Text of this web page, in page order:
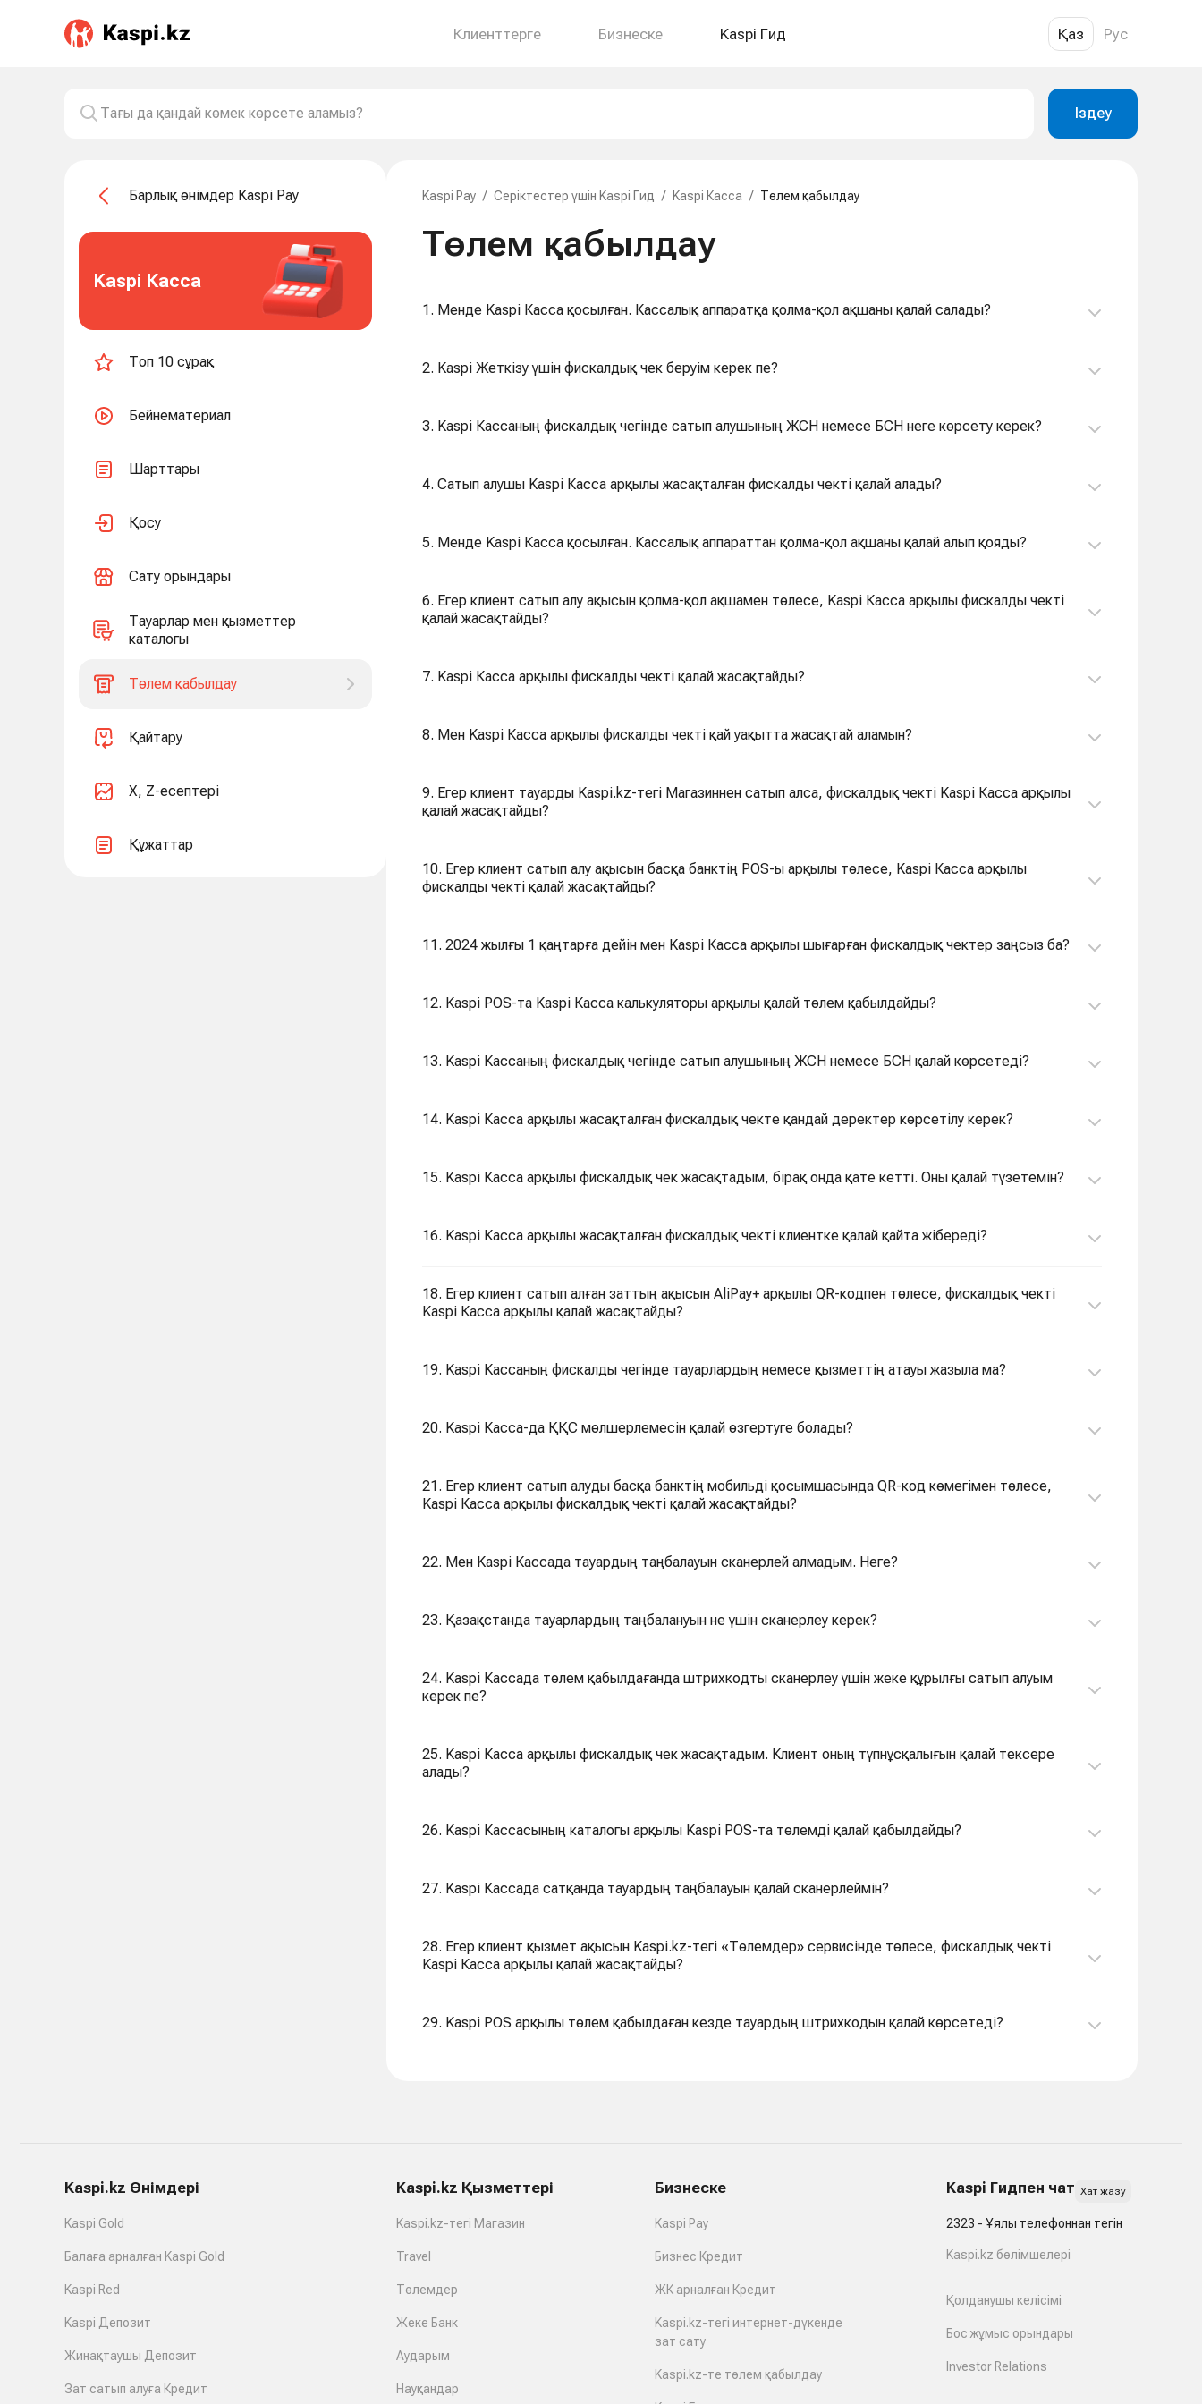
Клиенттерге Бизнеске Kaspi Гид Қаз Рус
Іздеу
Барлық өнімдер Kaspi Pay
Kaspi Касса
Топ 10 сұрақ
Бейнематериал
Шарттары
Қосу
Сату орындары
Тауарлар мен қызметтер
каталогы
Төлем қабылдау
Қайтару
X, Z-есептері
Құжаттар
Kaspi Pay / Серіктестер үшін Kaspi Гид / Kaspi Касса / Төлем қабылдау
Төлем қабылдау
1. Менде Kaspi Касса қосылған. Кассалық аппаратқа қолма-қол ақшаны қалай салады?
2. Kaspi Жеткізу үшін фискалдық чек беруім керек пе?
3. Kaspi Кассаның фискалдық чегінде сатып алушының ЖСН немесе БСН неге көрсету керек?
4. Сатып алушы Kaspi Касса арқылы жасақталған фискалды чекті қалай алады?
5. Менде Kaspi Касса қосылған. Кассалық аппараттан қолма-қол ақшаны қалай алып қояды?
6. Егер клиент сатып алу ақысын қолма-қол ақшамен төлесе, Kaspi Касса арқылы фискалды чекті
қалай жасақтайды?
7. Kaspi Касса арқылы фискалды чекті қалай жасақтайды?
8. Мен Kaspi Касса арқылы фискалды чекті қай уақытта жасақтай аламын?
9. Егер клиент тауарды Kaspi.kz-тегі Магазиннен сатып алса, фискалдық чекті Kaspi Касса арқылы
қалай жасақтайды?
10. Егер клиент сатып алу ақысын басқа банктің POS-ы арқылы төлесе, Kaspi Касса арқылы
фискалды чекті қалай жасақтайды?
11. 2024 жылғы 1 қаңтарға дейін мен Kaspi Касса арқылы шығарған фискалдық чектер заңсыз ба?
12. Kaspi POS-та Kaspi Касса калькуляторы арқылы қалай төлем қабылдайды?
13. Kaspi Кассаның фискалдық чегінде сатып алушының ЖСН немесе БСН қалай көрсетеді?
14. Kaspi Касса арқылы жасақталған фискалдық чекте қандай деректер көрсетілу керек?
15. Kaspi Касса арқылы фискалдық чек жасақтадым, бірақ онда қате кетті. Оны қалай түзетемін?
16. Kaspi Касса арқылы жасақталған фискалдық чекті клиентке қалай қайта жібереді?
18. Егер клиент сатып алған заттың ақысын AliPay+ арқылы QR-кодпен төлесе, фискалдық чекті
Kaspi Касса арқылы қалай жасақтайды?
19. Kaspi Кассаның фискалды чегінде тауарлардың немесе қызметтің атауы жазыла ма?
20. Kaspi Касса-да ҚҚС мөлшерлемесін қалай өзгертуге болады?
21. Егер клиент сатып алуды басқа банктің мобильді қосымшасында QR-код көмегімен төлесе,
Kaspi Касса арқылы фискалдық чекті қалай жасақтайды?
22. Мен Kaspi Кассада тауардың таңбалауын сканерлей алмадым. Неге?
23. Қазақстанда тауарлардың таңбалануын не үшін сканерлеу керек?
24. Kaspi Кассада төлем қабылдағанда штрихкодты сканерлеу үшін жеке құрылғы сатып алуым
керек пе?
25. Kaspi Касса арқылы фискалдық чек жасақтадым. Клиент оның түпнұсқалығын қалай тексере
алады?
26. Kaspi Кассасының каталогы арқылы Kaspi POS-та төлемді қалай қабылдайды?
27. Kaspi Кассада сатқанда тауардың таңбалауын қалай сканерлеймін?
28. Егер клиент қызмет ақысын Kaspi.kz-тегі «Төлемдер» сервисінде төлесе, фискалдық чекті
Kaspi Касса арқылы қалай жасақтайды?
29. Kaspi POS арқылы төлем қабылдаған кезде тауардың штрихкодын қалай көрсетеді?
Kaspi.kz Өнімдері
Kaspi Gold
Балаға арналған Kaspi Gold
Kaspi Red
Kaspi Депозит
Жинақтаушы Депозит
Зат сатып алуға Кредит
Kaspi.kz Қызметтері
Kaspi.kz-тегі Магазин
Travel
Төлемдер
Жеке Банк
Аударым
Науқандар
Бизнеске
Kaspi Pay
Бизнес Кредит
ЖК арналған Кредит
Kaspi.kz-тегі интернет-дүкенде
зат сату
Kaspi.kz-те төлем қабылдау
Kaspi Гидпен чат Хат жазу
2323 - Ұялы телефоннан тегін
Kaspi.kz бөлімшелері
Қолданушы келісімі
Бос жұмыс орындары
Investor Relations